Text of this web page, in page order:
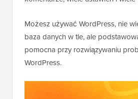
Możesz używać WordPress, nie
baza danych w tle, ale
pomocna przy rozwiązywaniu
WordPress.